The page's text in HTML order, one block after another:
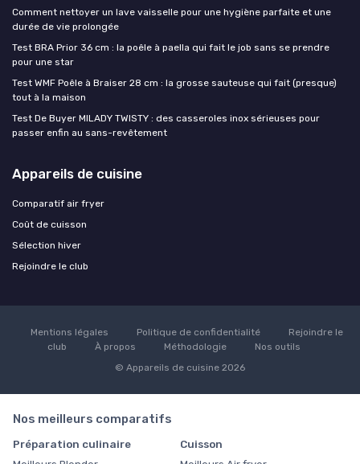
Comment nettoyer un lave vaisselle pour une hygiène parfaite et une
durée de vie prolongée
Test BRA Prior 36 cm : la poêle à paella qui fait le job sans se prendre
pour une star
Test WMF Poêle à Braiser 28 cm : la grosse sauteuse qui fait (presque)
tout à la maison
Test De Buyer MILADY TWISTY : des casseroles inox sérieuses pour
passer enfin au sans-revêtement
Appareils de cuisine
Comparatif air fryer
Coût de cuisson
Sélection hiver
Rejoindre le club
Mentions légales Politique de confidentialité
Rejoindre le
club
À propos Méthodologie
Nos outils
© Appareils de cuisine 2026
Nos meilleurs comparatifs
Préparation culinaire Cuisson